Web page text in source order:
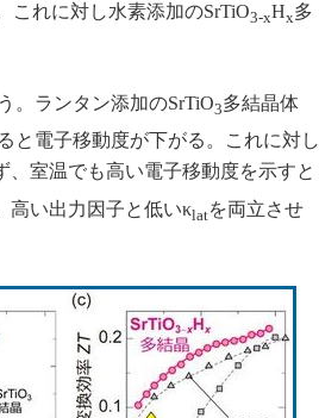
これに対し水素添加のSrTiO3-xHx多
。ランタン添加のSrTiO3多結晶体
と電子移動度が下がる。これに対し
室温でも高い電子移動度を示すと
高い出力因子と低いκlatを両立させ